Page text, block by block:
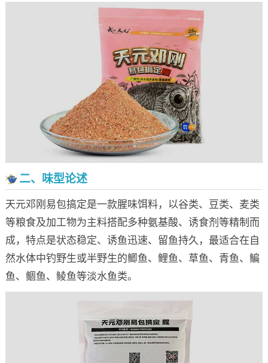
二、味型论述
天元邓刚易包搞定是一款腥味饵料，以谷类、豆类、麦类
等粮食及加工物为主料搭配多种氨基酸、诱食剂等精制而
成，特点是状态稳定、诱鱼迅速、留鱼持久，最适合在自
然水体中钓野生或半野生的鲫鱼、鲤鱼、草鱼、青鱼、鳊
鱼、鲴鱼、鲮鱼等淡水鱼类。